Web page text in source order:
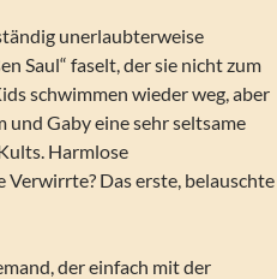
unerlaubterweise
Saul“ faselt, der sie nicht zum
schwimmen wieder weg, aber
und Gaby eine sehr seltsame
Harmlose
Das erste, belauschte
der einfach mit der